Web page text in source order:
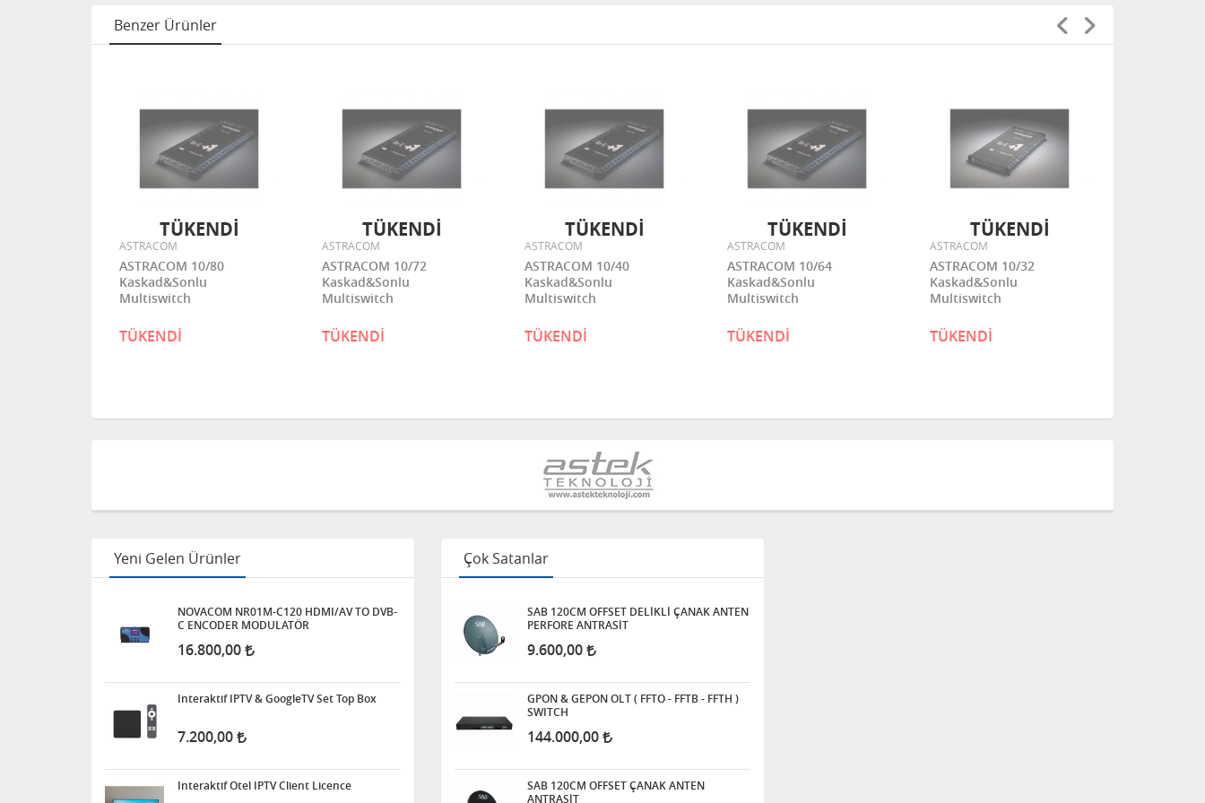
Benzer Ürünler
ASTRACOM
ASTRACOM 10/80
Kaskad&Sonlu
Multiswitch
TÜKENDİ
TÜKENDİ
ASTRACOM
ASTRACOM 10/72
Kaskad&Sonlu
Multiswitch
TÜKENDİ
TÜKENDİ
ASTRACOM
ASTRACOM 10/40
Kaskad&Sonlu
Multiswitch
TÜKENDİ
TÜKENDİ
ASTRACOM
ASTRACOM 10/64
Kaskad&Sonlu
Multiswitch
TÜKENDİ
TÜKENDİ
ASTRACOM
ASTRACOM 10/32
Kaskad&Sonlu
Multiswitch
TÜKENDİ
TÜKENDİ
Yeni Gelen Ürünler
NOVACOM NR01M-C120 HDMI/AV TO DVB-
C ENCODER MODULATÖR
16.800,00
Interaktif IPTV & GoogleTV Set Top Box
7.200,00
Interaktif Otel IPTV Client Licence
Çok Satanlar
SAB 120CM OFFSET DELİKLİ ÇANAK ANTEN
PERFORE ANTRASİT
9.600,00
GPON & GEPON OLT ( FFTO - FFTB - FFTH )
SWITCH
144.000,00
SAB 120CM OFFSET ÇANAK ANTEN
ANTRASİT